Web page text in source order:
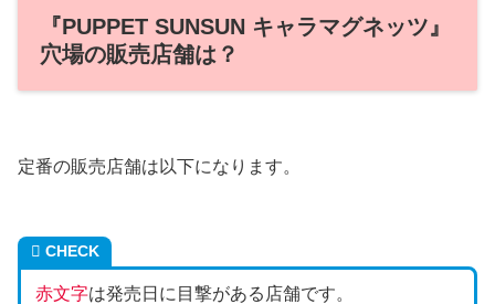
『PUPPET SUNSUN キャラマグネッツ』
穴場の販売店舗は？
定番の販売店舗は以下になります。
CHECK
赤文字は発売日に目撃がある店舗です。